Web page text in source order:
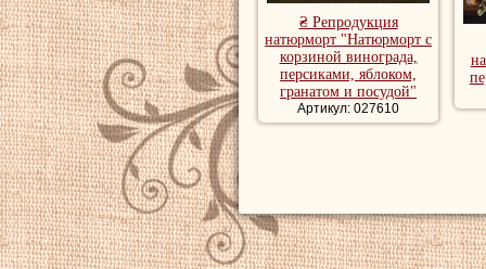
₴ Репродукция
натюрморт "Натюрморт с
корзиной винограда,
персиками, яблоком,
гранатом и посудой"
Артикул: 027610